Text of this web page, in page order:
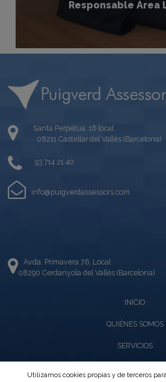
Responsable Área
Santa Perpétua, 16 local
08211 Castellar del Vallés (Barcelona)
93 714 21 40
info@puigverdassessors.com
Avda. Primavera 76, Local
08290 Cerdanyola del Vallés (Barcelona)
INICIO
QUIÉNES SOMOS
SERVICIOS
NOTAS DE PRENSA
Utilizamos cookies propias y de terceros